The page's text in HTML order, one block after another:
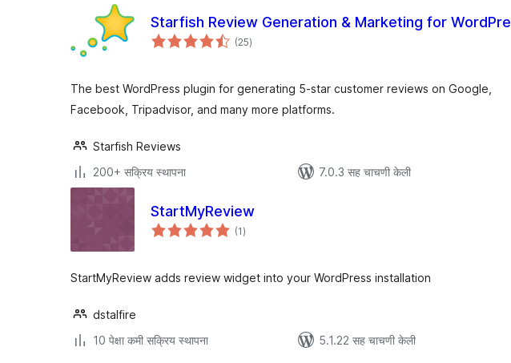
Starfish Review Generation & Marketing for
(25एकूण
मूल्यांकन
)
The best WordPress plugin for generating 5-star customer reviews on Google,
Facebook, Tripadvisor, and many more platforms.
Starfish Reviews
200+ सक्रिय स्थापना
7.0.3 सह चाचणी केली
StartMyReview
(1एकूण
मूल्यांकन
)
StartMyReview adds review widget into your WordPress installation
dstalfire
10 पेक्षा कमी सक्रिय स्थापना
5.1.22 सह चाचणी केली